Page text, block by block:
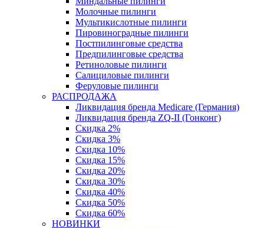
Молочные пилинги
Мультикислотные пилинги
Пировиноградные пилинги
Постпилинговые средства
Предпилинговые средства
Ретиноловые пилинги
Салициловые пилинги
Феруловые пилинги
РАСПРОДАЖА
Ликвидация бренда Medicare (Германия)
Ликвидация бренда ZQ-II (Гонконг)
Скидка 2%
Скидка 3%
Скидка 10%
Скидка 15%
Скидка 20%
Скидка 30%
Скидка 40%
Скидка 50%
Скидка 60%
НОВИНКИ